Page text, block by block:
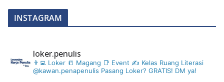
s
i
INSTAGRAM
loker.penulis
👨‍💻 Loker 📒 Magang 📑 Event ✍️ Kelas Ruang Literasi
@kawan.penapenulis Pasang Loker? GRATIS! DM ya!